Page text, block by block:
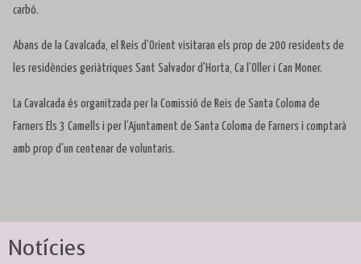
carbó.
Abans de la Cavalcada, el Reis d'Orient visitaran els prop de 200 residents de
les residències geriàtriques Sant Salvador d'Horta, Ca l’Oller i Can Moner.
La Cavalcada és organitzada per la Comissió de Reis de Santa Coloma de
Farners Els 3 Camells i per l’Ajuntament de Santa Coloma de Farners i comptarà
amb prop d'un centenar de voluntaris.
Notícies